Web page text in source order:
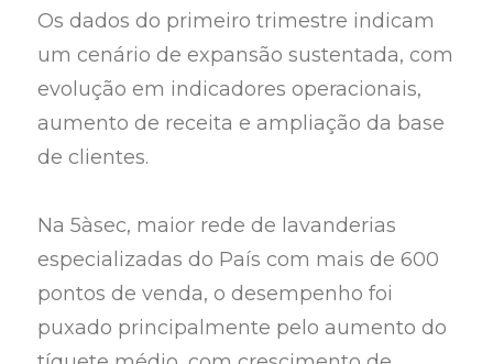
Os dados do primeiro trimestre indicam
um cenário de expansão sustentada, com
evolução em indicadores operacionais,
aumento de receita e ampliação da base
de clientes.
Na 5àsec, maior rede de lavanderias
especializadas do País com mais de 600
pontos de venda, o desempenho foi
puxado principalmente pelo aumento do